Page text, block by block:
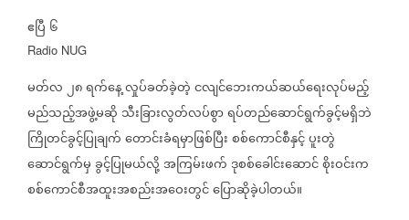
ဧပြီ ၆
Radio NUG
မတ်လ၂၈ရက်နေ့လှုပ်ခတ်ခဲ့တဲ့ငလျင်ဘေးကယ်ဆယ်ရေးလုပ်မည့်
မည်သည့်အဖွဲ့မဆို သီးခြားလွတ်လပ်စွာရပ်တည်ဆောင်ရွက်ခွင့်မရှိဘဲ
ကြိုတင်ခွင့်ပြုချက်တောင်းခံရမှာဖြစ်ပြီးစစ်ကောင်စီနှင့်ပူးတွဲ
ဆောင်ရွက်မှခွင့်ပြုမယ်လို့အကြမ်းဖက်ဒုစစ်ခေါင်းဆောင်စိုးဝင်းက
စစ်ကောင်စီအထူးအစည်းအဝေးတွင်ပြောဆိုခဲ့ပါတယ်။